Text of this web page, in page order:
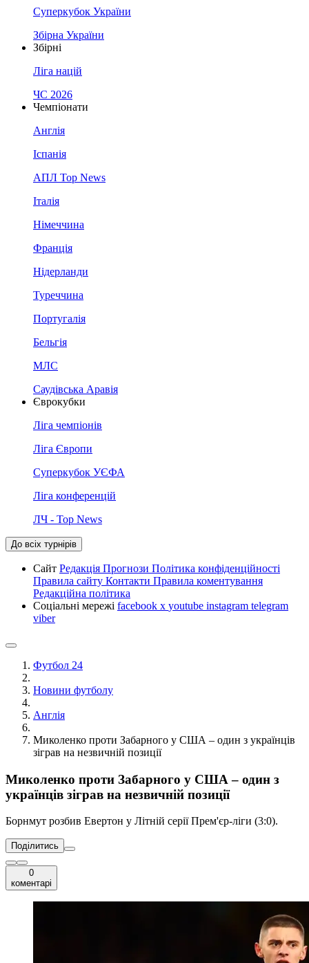
Суперкубок України
Збірна України
Збірні
Ліга націй
ЧС 2026
Чемпіонати
Англія
Іспанія
АПЛ Top News
Італія
Німеччина
Франція
Нідерланди
Туреччина
Португалія
Бельгія
МЛС
Саудівська Аравія
Єврокубки
Ліга чемпіонів
Ліга Європи
Суперкубок УЄФА
Ліга конференцій
ЛЧ - Top News
До всіх турнірів
Сайт Редакція Прогнози Політика конфіденційності
Правила сайту Контакти Правила коментування
Редакційна політика
Соціальні мережі facebook x youtube instagram telegram
viber
Футбол 24
Новини футболу
Англія
Миколенко проти Забарного у США – один з українців
зіграв на незвичній позиції
Миколенко проти Забарного у США – один з
українців зіграв на незвичній позиції
Борнмут розбив Евертон у Літній серії Прем'єр-ліги (3:0).
Поділитись
0
коментарі